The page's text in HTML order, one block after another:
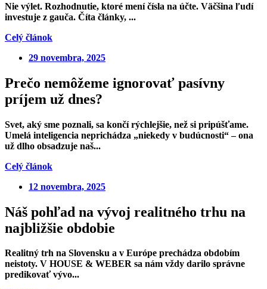
Nie výlet. Rozhodnutie, ktoré mení čísla na účte. Väčšina ľudí
investuje z gauča. Číta články, ...
Celý článok
29 novembra, 2025
Prečo nemôžeme ignorovať pasívny
príjem už dnes?
Svet, aký sme poznali, sa končí rýchlejšie, než si pripúšťame.
Umelá inteligencia neprichádza „niekedy v budúcnosti“ – ona
už dlho obsadzuje naš...
Celý článok
12 novembra, 2025
Náš pohľad na vývoj realitného trhu na
najbližšie obdobie
Realitný trh na Slovensku a v Európe prechádza obdobím
neistoty. V HOUSE & WEBER sa nám vždy darilo správne
predikovať vývo...